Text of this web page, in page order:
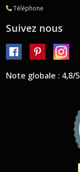
Téléphone
Suivez nous
Note globale : 4,8/5